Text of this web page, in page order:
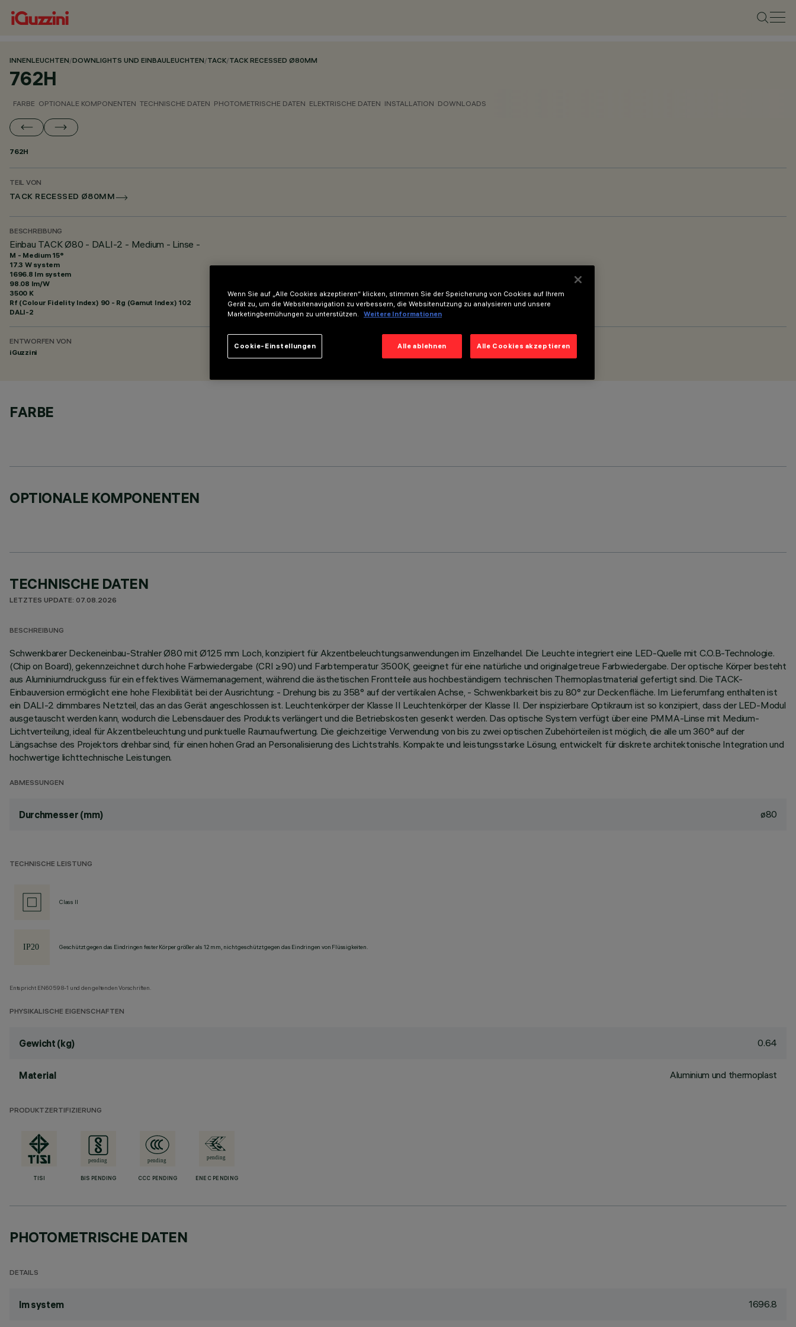
INNENLEUCHTEN/DOWNLIGHTS UND EINBAULEUCHTEN/TACK/TACK RECESSED Ø80MM
762H
FARBE OPTIONALE KOMPONENTEN TECHNISCHE DATEN PHOTOMETRISCHE DATEN ELEKTRISCHE DATEN INSTALLATION DOWNLOADS
762H
TEIL VON
TACK RECESSED Ø80MM
BESCHREIBUNG
Einbau TACK Ø80 - DALI-2 - Medium - Linse -
M - Medium 15°
17.3 W system
1696.8 lm system
98.08 lm/W
3500 K
Rf (Colour Fidelity Index) 90 - Rg (Gamut Index) 102
DALI-2
ENTWORFEN VON
iGuzzini
FARBE
OPTIONALE KOMPONENTEN
TECHNISCHE DATEN
LETZTES UPDATE: 07.08.2026
BESCHREIBUNG
Schwenkbarer Deckeneinbau-Strahler Ø80 mit Ø125 mm Loch, konzipiert für Akzentbeleuchtungsanwendungen im Einzelhandel. Die Leuchte integriert eine LED-Quelle mit C.O.B-Technologie.
(Chip on Board), gekennzeichnet durch hohe Farbwiedergabe (CRI ≥90) und Farbtemperatur 3500K, geeignet für eine natürliche und originalgetreue Farbwiedergabe. Der optische Körper besteht
aus Aluminiumdruckguss für ein effektives Wärmemanagement, während die ästhetischen Frontteile aus hochbeständigem technischen Thermoplastmaterial gefertigt sind. Die TACK-
Einbauversion ermöglicht eine hohe Flexibilität bei der Ausrichtung: - Drehung bis zu 358° auf der vertikalen Achse, - Schwenkbarkeit bis zu 80° zur Deckenfläche. Im Lieferumfang enthalten ist
ein DALI-2 dimmbares Netzteil, das an das Gerät angeschlossen ist. Leuchtenkörper der Klasse II Leuchtenkörper der Klasse II. Der inspizierbare Optikraum ist so konzipiert, dass der LED-Modul
ausgetauscht werden kann, wodurch die Lebensdauer des Produkts verlängert und die Betriebskosten gesenkt werden. Das optische System verfügt über eine PMMA-Linse mit Medium-
Lichtverteilung, ideal für Akzentbeleuchtung und punktuelle Raumaufwertung. Die gleichzeitige Verwendung von bis zu zwei optischen Zubehörteilen ist möglich, die alle um 360° auf der
Längsachse des Projektors drehbar sind, für einen hohen Grad an Personalisierung des Lichtstrahls. Kompakte und leistungsstarke Lösung, entwickelt für diskrete architektonische Integration und
hochwertige lichttechnische Leistungen.
ABMESSUNGEN
Durchmesser (mm) ø80
TECHNISCHE LEISTUNG
Class II
Geschützt gegen das Eindringen fester Körper größer als 12 mm, nicht geschützt gegen das Eindringen von Flüssigkeiten.
Entspricht EN60598-1 und den geltenden Vorschriften.
PHYSIKALISCHE EIGENSCHAFTEN
Gewicht (kg) 0.64
Material Aluminium und thermoplast
PRODUKTZERTIFIZIERUNG
TISI BIS PENDING CCC PENDING ENEC PENDING
PHOTOMETRISCHE DATEN
DETAILS
lm system 1696.8
Wenn Sie auf „Alle Cookies akzeptieren“ klicken, stimmen Sie der Speicherung von Cookies auf Ihrem
Gerät zu, um die Websitenavigation zu verbessern, die Websitenutzung zu analysieren und unsere
Marketingbemühungen zu unterstützen.
Weitere Informationen
Alle ablehnen Alle Cookies akzeptieren
Cookie-Einstellungen